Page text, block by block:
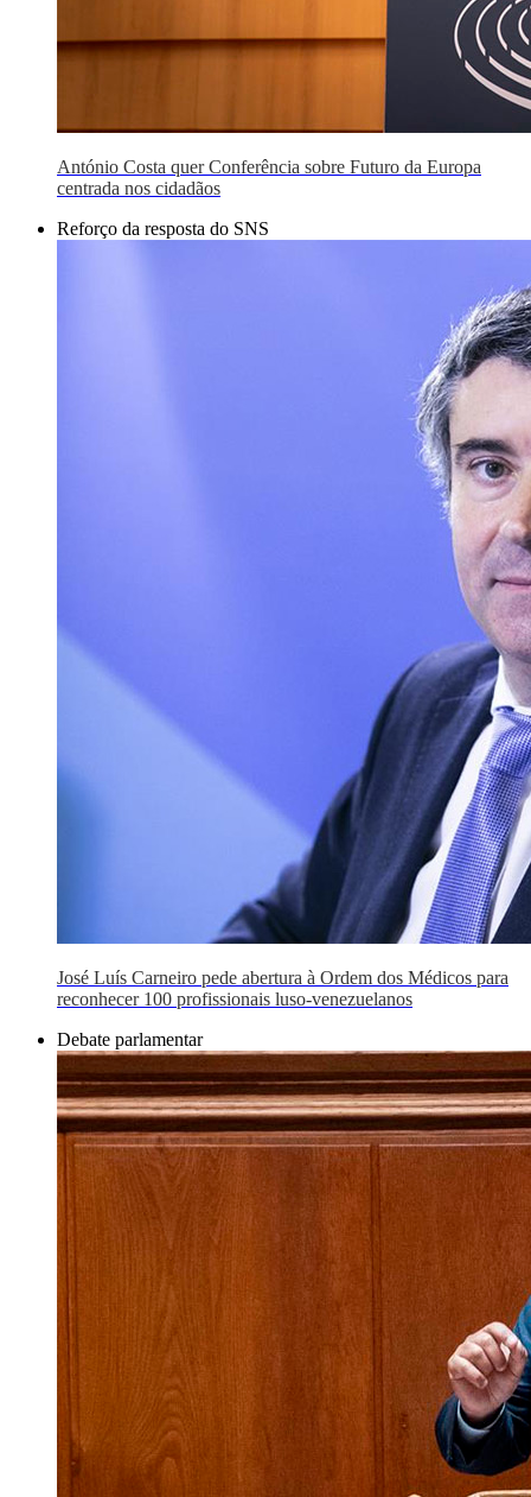
António Costa quer Conferência sobre Futuro da Europa
centrada nos cidadãos
Reforço da resposta do SNS
José Luís Carneiro pede abertura à Ordem dos Médicos para
reconhecer 100 profissionais luso-venezuelanos
Debate parlamentar